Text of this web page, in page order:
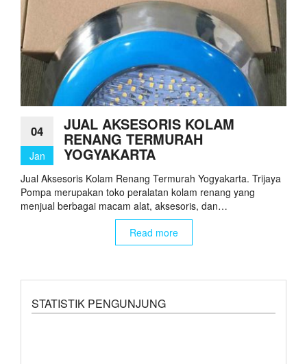
04
Jan
JUAL AKSESORIS KOLAM
RENANG TERMURAH
YOGYAKARTA
Jual Aksesoris Kolam Renang Termurah Yogyakarta. Trijaya
Pompa merupakan toko peralatan kolam renang yang
menjual berbagai macam alat, aksesoris, dan…
Read more
STATISTIK PENGUNJUNG